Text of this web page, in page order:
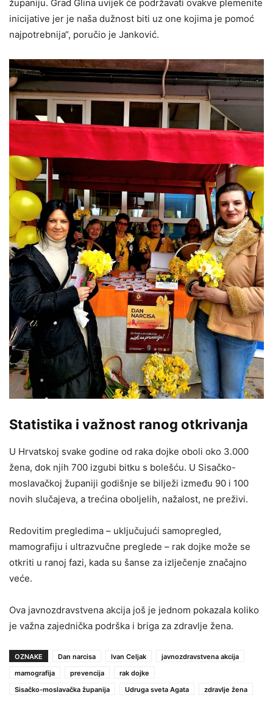
županiju. Grad Glina uvijek će podržavati ovakve plemenite
inicijative jer je naša dužnost biti uz one kojima je pomoć
najpotrebnija“, poručio je Janković.
Statistika i važnost ranog otkrivanja
U Hrvatskoj svake godine od raka dojke oboli oko 3.000
žena, dok njih 700 izgubi bitku s bolešću. U Sisačko-
moslavačkoj županiji godišnje se bilježi između 90 i 100
novih slučajeva, a trećina oboljelih, nažalost, ne preživi.
Redovitim pregledima – uključujući samopregled,
mamografiju i ultrazvučne preglede – rak dojke može se
otkriti u ranoj fazi, kada su šanse za izlječenje značajno
veće.
Ova javnozdravstvena akcija još je jednom pokazala koliko
je važna zajednička podrška i briga za zdravlje žena.
OZNAKE Dan narcisa Ivan Celjak
javnozdravstvena akcija
mamografija
prevencija
rak dojke
Sisačko-moslavačka županija
Udruga sveta Agata zdravlje žena